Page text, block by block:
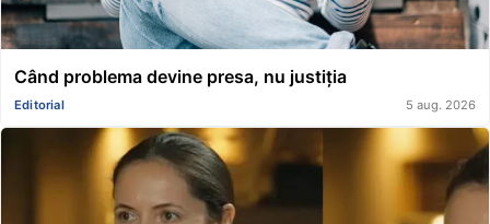
Când problema devine presa, nu justiția
Editorial 5 aug. 2026